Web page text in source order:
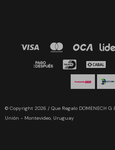
© Copyright 2026 / Que Regalo DOMENECH G
Unión - Montevideo, Uruguay